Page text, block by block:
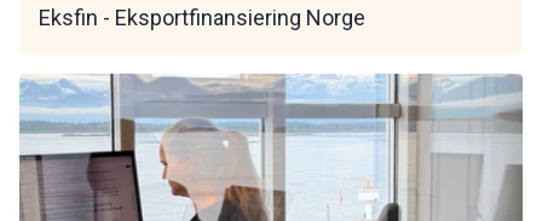
Eksfin - Eksportfinansiering Norge